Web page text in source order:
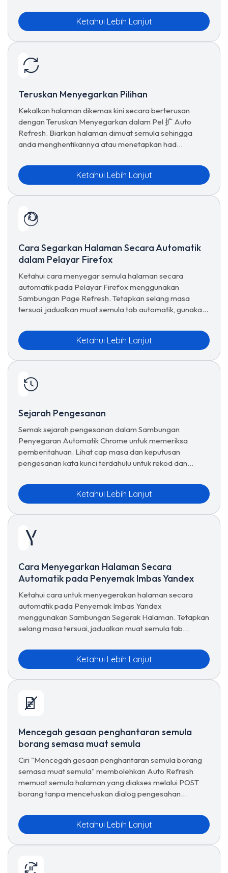
Ketahui Lebih Lanjut
Teruskan Menyegarkan Pilihan
Kekalkan halaman dikemas kini secara berterusan
dengan Teruskan Menyegarkan dalam Pel 扩 Auto
Refresh. Biarkan halaman dimuat semula sehingga
anda menghentikannya atau menetapkan had
Ketahui Lebih Lanjut
Cara Segarkan Halaman Secara Automatik
dalam Pelayar Firefox
Ketahui cara menyegar semula halaman secara
automatik pada Pelayar Firefox menggunakan
Sambungan Page Refresh. Tetapkan selang masa
tersuai, jadualkan muat semula tab automatik, gunakan
pelayaran yang lancar.
Ketahui Lebih Lanjut
Sejarah Pengesanan
Semak sejarah pengesanan dalam Sambungan
Penyegaran Automatik Chrome untuk memeriksa
pemberitahuan. Lihat cap masa dan keputusan
pengesanan kata kunci terdahulu untuk rekod dan
Ketahui Lebih Lanjut
Cara Menyegarkan Halaman Secara
Automatik pada Penyemak Imbas Yandex
Ketahui cara untuk menyegerakan halaman secara
automatik pada Penyemak Imbas Yandex
menggunakan Sambungan Segerak Halaman. Tetapkan
selang masa tersuai, jadualkan muat semula tab
semula lanjutan untuk pelayaran tanpa gangguan.
Ketahui Lebih Lanjut
Mencegah gesaan penghantaran semula
borang semasa muat semula
Ciri "Mencegah gesaan penghantaran semula borang
semasa muat semula" membolehkan Auto Refresh
memuat semula halaman yang diakses melalui POST
borang tanpa mencetuskan dialog pengesahan
Ketahui Lebih Lanjut